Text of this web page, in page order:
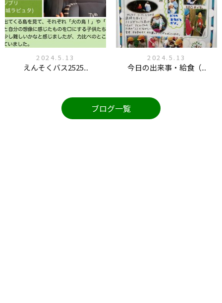
2024.5.13
えんそくバス2525...
2024.5.13
今日の出来事・給食（...
ブログ一覧